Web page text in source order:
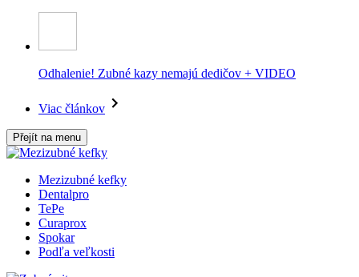
Odhalenie! Zubné kazy nemajú dedičov + VIDEO
Viac článkov
Přejít na menu
Mezizubné kefky
Dentalpro
TePe
Curaprox
Spokar
Podľa veľkosti